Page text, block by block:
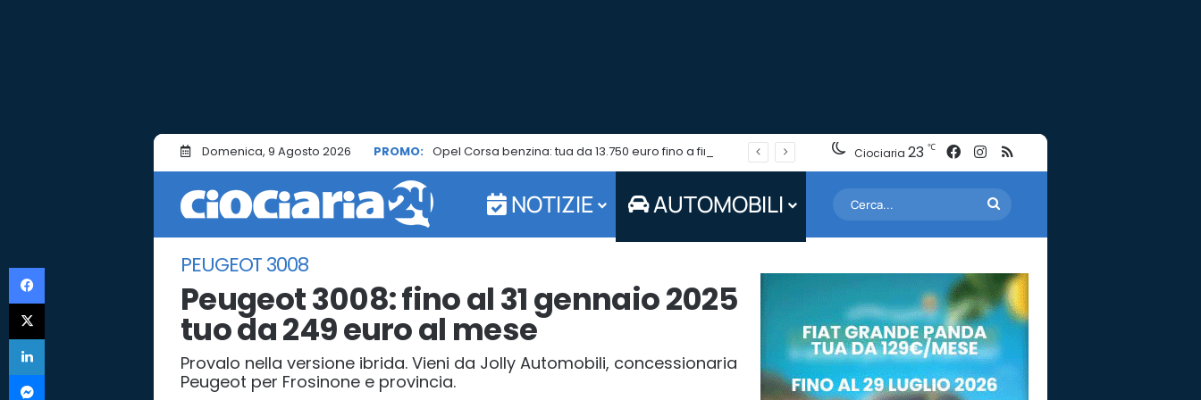
Domenica, 9 Agosto 2026 PROMO: Ciociaria 23 ℃ FacebookInstagram
RSS
NOTIZIE AUTOMOBILI
PEUGEOT 3008
Peugeot 3008: fino al 31 gennaio 2025
tuo da 249 euro al mese
Provalo nella versione ibrida. Vieni da Jolly Automobili, concessionaria
Peugeot per Frosinone e provincia.